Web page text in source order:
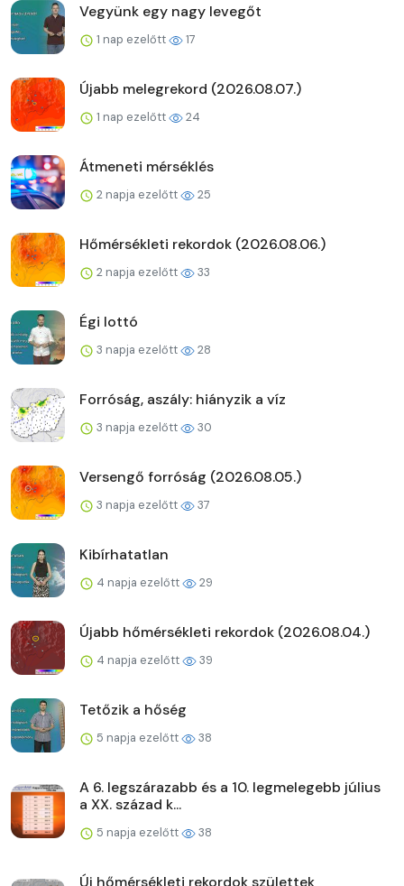
Vegyünk egy nagy levegőt
1 nap ezelőtt 17
Újabb melegrekord (2026.08.07.)
1 nap ezelőtt 24
Átmeneti mérséklés
2 napja ezelőtt 25
Hőmérsékleti rekordok (2026.08.06.)
2 napja ezelőtt 33
Égi lottó
3 napja ezelőtt 28
Forróság, aszály: hiányzik a víz
3 napja ezelőtt 30
Versengő forróság (2026.08.05.)
3 napja ezelőtt 37
Kibírhatatlan
4 napja ezelőtt 29
Újabb hőmérsékleti rekordok (2026.08.04.)
4 napja ezelőtt 39
Tetőzik a hőség
5 napja ezelőtt 38
A 6. legszárazabb és a 10. legmelegebb július
a XX. század k...
5 napja ezelőtt 38
Új hőmérsékleti rekordok születtek